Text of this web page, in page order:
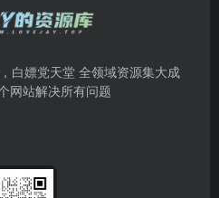
白嫖党天堂 全领域资源集大成
网站解决所有问题